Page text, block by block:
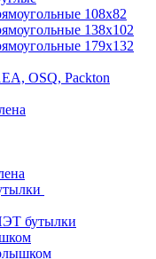
108х82
138х102
179х132
OSQ, Packton
бутылки